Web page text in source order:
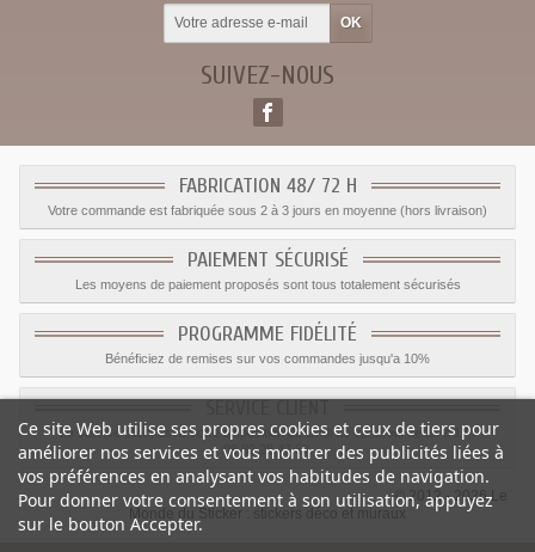
SUIVEZ-NOUS
FABRICATION 48/ 72 H
Votre commande est fabriquée sous 2 à 3 jours en moyenne (hors livraison)
PAIEMENT SÉCURISÉ
Les moyens de paiement proposés sont tous totalement sécurisés
PROGRAMME FIDÉLITÉ
Bénéficiez de remises sur vos commandes jusqu'a 10%
Le service client est a votre disposition du lundi au vendredi de 8h à 17h
09.82.28.47.69.
© 2012 - 2026 Le
Monde du Sticker :
stickers déco et muraux
Ce site Web utilise ses propres cookies et ceux de tiers pour
améliorer nos services et vous montrer des publicités liées à
vos préférences en analysant vos habitudes de navigation.
Pour donner votre consentement à son utilisation, appuyez
sur le bouton Accepter.